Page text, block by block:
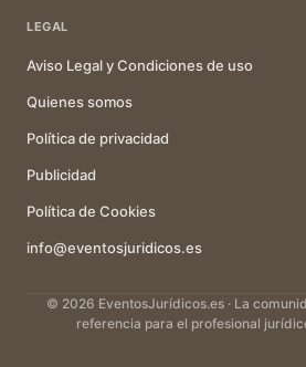
LEGAL
Aviso Legal y Condiciones de uso
Quienes somos
Política de privacidad
Publicidad
Política de Cookies
info@eventosjuridicos.es
© 2026 EventosJurídicos.es · La
referencia para el profesional